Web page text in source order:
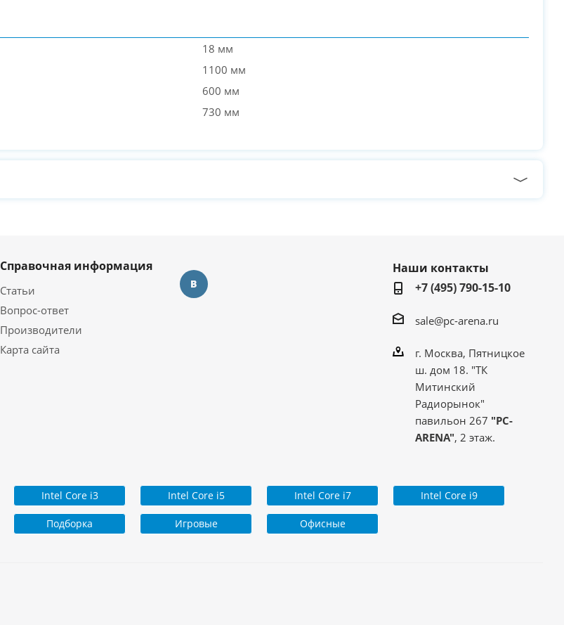
18 мм
1100 мм
600 мм
730 мм
Справочная информация
Статьи
Вопрос-ответ
Производители
Карта сайта
Наши контакты
+7 (495) 790-15-10
sale@pc-arena.ru
г. Москва, Пятницкое
ш. дом 18. "ТК
Митинский
Радиорынок"
павильон 267 "PC-
ARENA", 2 этаж.
Intel Core i3 Intel Core i5 Intel Core i7 Intel Core i9
Подборка Игровые Офисные